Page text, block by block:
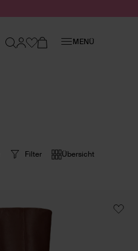
MENÜ
Filter Übersicht